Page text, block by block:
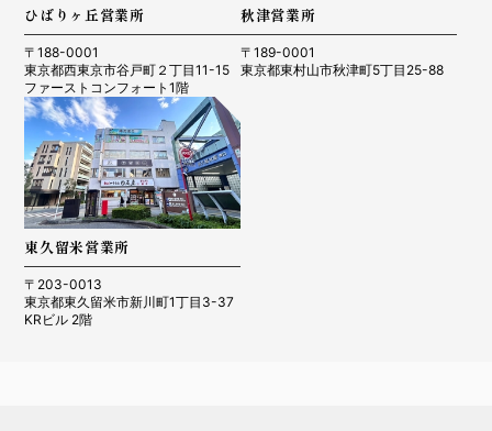
ひばりヶ丘営業所
〒188-0001
東京都西東京市谷戸町２丁目11-15
ファーストコンフォート1階
秋津営業所
〒189-0001
東京都東村山市秋津町5丁目25-88
東久留米営業所
〒203-0013
東京都東久留米市新川町1丁目3-37
KRビル 2階